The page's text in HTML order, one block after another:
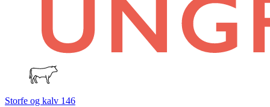
Storfe og kalv 146